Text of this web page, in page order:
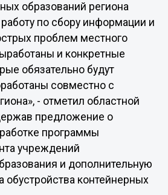
образований региона
по сбору информации и
проблем местного
и конкретные
обязательно будут
совместно с
- отметил областной
предложение о
программы
учреждений
и дополнительную
обустройства контейнерных